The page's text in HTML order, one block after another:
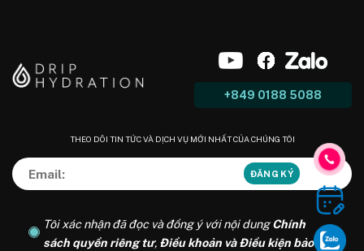
+849 0188 5088
THEO DÕI TIN TỨC VÀ DỊCH VỤ MỚI NHẤT CỦA CHÚNG TÔI
Tôi xác nhận đã đọc và đồng ý với nội dungChính
sách quyền riêng tư, Điều khoản và Điều kiện bảo